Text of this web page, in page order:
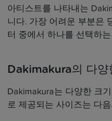
아티스트를 나타내는
니다. 가장 어려운 부분은
터 중에서 하나를 선택하
Dakimakura의 다양
Dakimakura는 다양한 크
로 제공되는 사이즈는 다